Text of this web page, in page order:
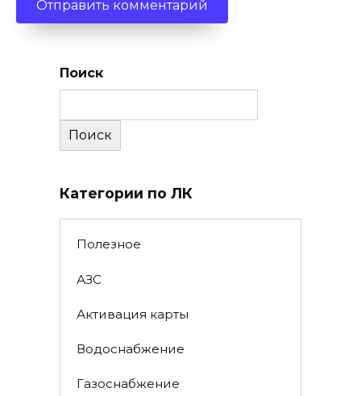
Поиск
Поиск
Категории по ЛК
Полезное
АЗС
Активация карты
Водоснабжение
Газоснабжение